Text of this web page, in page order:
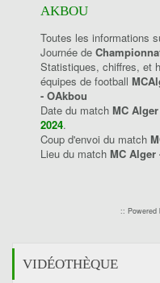
AKBOU
Toutes les informations
Journée de
Statistiques, chiffres, et
équipes de football
- OAkbou
Date du match MC
2024.
Coup d'envoi du match
Lieu du match MC Alger
:: Powered
VIDÉOTHÈQUE